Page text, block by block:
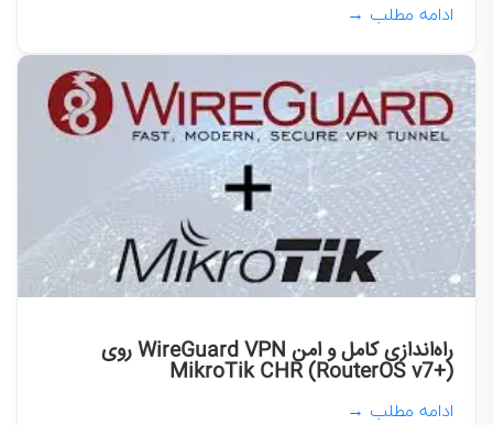
ادامه مطلب →
راه‌اندازی کامل و امن WireGuard VPN روی
MikroTik CHR (RouterOS v7+)
ادامه مطلب →